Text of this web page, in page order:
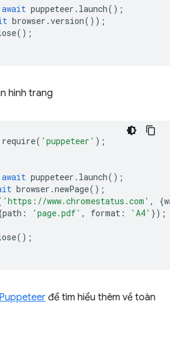
await puppeteer . launch();
browser .version());
();
hình trang
require( 'puppeteer' );
await puppeteer . launch();
browser .newPage();
'https://www.chromestatus.com' , {
path : 'page.pdf' , format : 'A4' });
();
để tìm hiểu thêm về toàn